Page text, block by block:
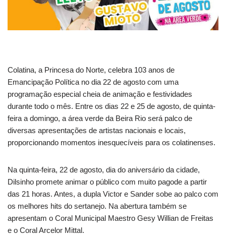
Colatina, a Princesa do Norte, celebra 103 anos de
Emancipação Política no dia 22 de agosto com uma
programação especial cheia de animação e festividades
durante todo o mês. Entre os dias 22 e 25 de agosto, de quinta-
feira a domingo, a área verde da Beira Rio será palco de
diversas apresentações de artistas nacionais e locais,
proporcionando momentos inesquecíveis para os colatinenses.
Na quinta-feira, 22 de agosto, dia do aniversário da cidade,
Dilsinho promete animar o público com muito pagode a partir
das 21 horas. Antes, a dupla Victor e Sander sobe ao palco com
os melhores hits do sertanejo. Na abertura também se
apresentam o Coral Municipal Maestro Gesy Willian de Freitas
e o Coral Arcelor Mittal.